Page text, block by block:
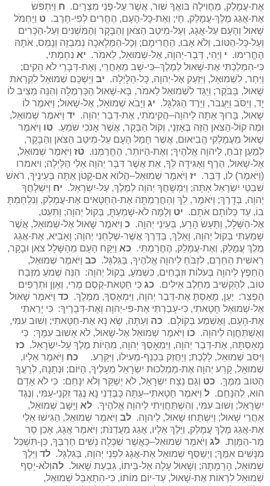
אֶת-עֲמָלֵק, מֵחֲוִילָה בּוֹאֲךָ שׁוּר, אֲשֶׁר עַל-פְּנֵי מִצְרָיִם. ח וַיִּתְפֹּשׂ
אֶת-אֲגַג מֶלֶךְ-עֲמָלֵק, חָי; וְאֶת-כָּל-הָעָם, הֶחֱרִים לְפִי-חָרֶב. ט וַיַּחְמֹל
שָׁאוּל וְהָעָם עַל-אֲגָג, וְעַל-מֵיטַב הַצֹּאן וְהַבָּקָר וְהַמִּשְׁנִים וְעַל-הַכָּרִים
וְעַל-כָּל-הַטּוֹב, וְלֹא אָבוּ, הַחֲרִימָם; וְכָל-הַמְּלָאכָה נְמִבְזָה וְנָמֵס, אֹתָהּ
הֶחֱרִימוּ. י וַיְהִי, דְּבַר-יְהוָה, אֶל-שְׁמוּאֵל, לֵאמֹר. יא נִחַמְתִּי,
כִּי-הִמְלַכְתִּי אֶת-שָׁאוּל לְמֶלֶךְ–כִּי-שָׁב מֵאַחֲרַי, וְאֶת-דְּבָרַי לֹא הֵקִים;
וַיִּחַר, לִשְׁמוּאֵל, וַיִּזְעַק אֶל-יְהוָה, כָּל-הַלָּיְלָה. יב וַיַּשְׁכֵּם שְׁמוּאֵל לִקְרַאת
שָׁאוּל, בַּבֹּקֶר; וַיֻּגַּד לִשְׁמוּאֵל לֵאמֹר, בָּא-שָׁאוּל הַכַּרְמֶלָה וְהִנֵּה מַצִּיב לוֹ
יָד, וַיִּסֹּב וַיַּעֲבֹר, וַיֵּרֶד הַגִּלְגָּל. יג וַיָּבֹא שְׁמוּאֵל, אֶל-שָׁאוּל; וַיֹּאמֶר לוֹ
שָׁאוּל, בָּרוּךְ אַתָּה לַיהוָה–הֲקִימֹתִי, אֶת-דְּבַר יְהוָה. יד וַיֹּאמֶר שְׁמוּאֵל,
וּמֶה קוֹל-הַצֹּאן הַזֶּה בְּאָזְנָי, וְקוֹל הַבָּקָר, אֲשֶׁר אָנֹכִי שֹׁמֵעַ. טו וַיֹּאמֶר
שָׁאוּל מֵעֲמָלֵקִי הֱבִיאוּם, אֲשֶׁר חָמַל הָעָם עַל-מֵיטַב הַצֹּאן וְהַבָּקָר,
לְמַעַן זְבֹחַ, לַיהוָה אֱלֹהֶיךָ; וְאֶת-הַיּוֹתֵר, הֶחֱרַמְנוּ. טז וַיֹּאמֶר שְׁמוּאֵל,
אֶל-שָׁאוּל, הֶרֶף וְאַגִּידָה לְּךָ, אֵת אֲשֶׁר דִּבֶּר יְהוָה אֵלַי הַלָּיְלָה; ויאמרו
(וַיֹּאמֶר) לוֹ, דַּבֵּר. יז וַיֹּאמֶר שְׁמוּאֵל–הֲלוֹא אִם-קָטֹן אַתָּה בְּעֵינֶיךָ, רֹאשׁ
שִׁבְטֵי יִשְׂרָאֵל אָתָּה; וַיִּמְשָׁחֲךָ יְהוָה לְמֶלֶךְ, עַל-יִשְׂרָאֵל. יח וַיִּשְׁלָחֲךָ
יְהוָה, בְּדָרֶךְ; וַיֹּאמֶר, לֵךְ וְהַחֲרַמְתָּה אֶת-הַחַטָּאִים אֶת-עֲמָלֵק, וְנִלְחַמְתָּ
בוֹ, עַד כַּלּוֹתָם אֹתָם. יט וְלָמָּה לֹא-שָׁמַעְתָּ, בְּקוֹל יְהוָה; וַתַּעַט,
אֶל-הַשָּׁלָל, וַתַּעַשׂ הָרַע, בְּעֵינֵי יְהוָה. כ וַיֹּאמֶר שָׁאוּל אֶל-שְׁמוּאֵל, אֲשֶׁר
שָׁמַעְתִּי בְּקוֹל יְהוָה, וָאֵלֵךְ, בַּדֶּרֶךְ אֲשֶׁר-שְׁלָחַנִי יְהוָה; וָאָבִיא, אֶת-אֲגַג
מֶלֶךְ עֲמָלֵק, וְאֶת-עֲמָלֵק, הֶחֱרַמְתִּי. כא וַיִּקַּח הָעָם מֵהַשָּׁלָל צֹאן וּבָקָר,
רֵאשִׁית הַחֵרֶם, לִזְבֹּחַ לַיהוָה אֱלֹהֶיךָ, בַּגִּלְגָּל. כב וַיֹּאמֶר שְׁמוּאֵל,
הַחֵפֶץ לַיהוָה בְּעֹלוֹת וּזְבָחִים, כִּשְׁמֹעַ, בְּקוֹל יְהוָה: הִנֵּה שְׁמֹעַ מִזֶּבַח
טוֹב, לְהַקְשִׁיב מֵחֵלֶב אֵילִים. כג כִּי חַטַּאת-קֶסֶם מֶרִי, וְאָוֶן וּתְרָפִים
הַפְצַר: יַעַן, מָאַסְתָּ אֶת-דְּבַר יְהוָה, וַיִּמְאָסְךָ, מִמֶּלֶךְ. כד וַיֹּאמֶר שָׁאוּל
אֶל-שְׁמוּאֵל חָטָאתִי, כִּי-עָבַרְתִּי אֶת-פִּי-יְהוָה וְאֶת-דְּבָרֶיךָ: כִּי יָרֵאתִי
אֶת-הָעָם, וָאֶשְׁמַע בְּקוֹלָם. כה וְעַתָּה, שָׂא נָא אֶת-חַטָּאתִי; וְשׁוּב עִמִּי,
וְאֶשְׁתַּחֲוֶה לַיהוָה. כו וַיֹּאמֶר שְׁמוּאֵל אֶל-שָׁאוּל, לֹא אָשׁוּב עִמָּךְ: כִּי
מָאַסְתָּה, אֶת-דְּבַר יְהוָה, וַיִּמְאָסְךָ יְהוָה, מִהְיוֹת מֶלֶךְ עַל-יִשְׂרָאֵל. כז
וַיִּסֹּב שְׁמוּאֵל, לָלֶכֶת; וַיַּחֲזֵק בִּכְנַף-מְעִילוֹ, וַיִּקָּרַע. כח וַיֹּאמֶר אֵלָיו,
שְׁמוּאֵל, קָרַע יְהוָה אֶת-מַמְלְכוּת יִשְׂרָאֵל מֵעָלֶיךָ, הַיּוֹם; וּנְתָנָהּ, לְרֵעֲךָ
הַטּוֹב מִמֶּךָּ. כט וְגַם נֵצַח יִשְׂרָאֵל, לֹא יְשַׁקֵּר וְלֹא יִנָּחֵם: כִּי לֹא אָדָם
הוּא, לְהִנָּחֵם. ל וַיֹּאמֶר חָטָאתִי–עַתָּה כַּבְּדֵנִי נָא נֶגֶד זִקְנֵי-עַמִּי, וְנֶגֶד
יִשְׂרָאֵל; וְשׁוּב עִמִּי, וְהִשְׁתַּחֲוֵיתִי לַיהוָה אֱלֹהֶיךָ. לא וַיָּשָׁב שְׁמוּאֵל,
אַחֲרֵי שָׁאוּל; וַיִּשְׁתַּחוּ שָׁאוּל, לַיהוָה. לב וַיֹּאמֶר שְׁמוּאֵל, הַגִּישׁוּ אֵלַי
אֶת-אֲגַג מֶלֶךְ עֲמָלֵק, וַיֵּלֶךְ אֵלָיו, אֲגַג מַעֲדַנֹּת; וַיֹּאמֶר אֲגָג, אָכֵן סָר
מַר-הַמָּוֶת. לג וַיֹּאמֶר שְׁמוּאֵל–כַּאֲשֶׁר שִׁכְּלָה נָשִׁים חַרְבֶּךָ, כֵּן-תִּשְׁכַּל
מִנָּשִׁים אִמֶּךָ; וַיְשַׁסֵּף שְׁמוּאֵל אֶת-אֲגָג לִפְנֵי יְהוָה, בַּגִּלְגָּל. לד וַיֵּלֶךְ
שְׁמוּאֵל, הָרָמָתָה; וְשָׁאוּל עָלָה אֶל-בֵּיתוֹ, גִּבְעַת שָׁאוּל. להוְלֹא-יָסַף
שְׁמוּאֵל לִרְאוֹת אֶת-שָׁאוּל, עַד-יוֹם מוֹתוֹ, כִּי-הִתְאַבֵּל שְׁמוּאֵל,